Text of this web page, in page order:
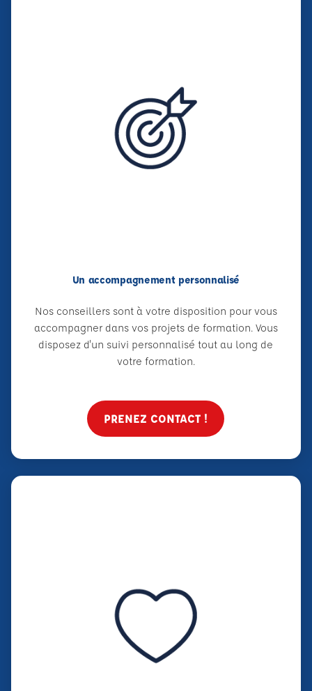
Un accompagnement personnalisé
Nos conseillers sont à votre disposition pour vous
accompagner dans vos projets de formation. Vous
disposez d'un suivi personnalisé tout au long de
votre formation.
PRENEZ CONTACT !